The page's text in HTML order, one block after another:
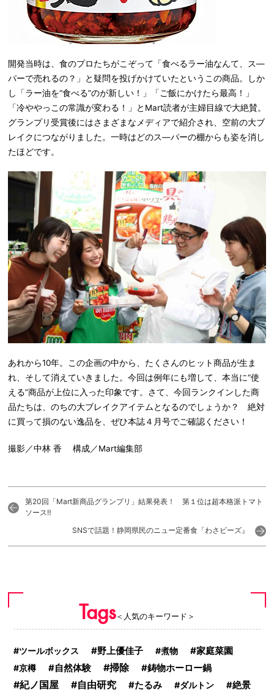
開発当時は、食のプロたちがこぞって「食べるラー油なんて、ス―
パーで売れるの？」と疑問を投げかけていたというこの商品。しか
し「ラー油を“食べる”のが新しい！」「ご飯にかけたら最高！」
「冷ややっこの常識が変わる！」とMart読者が主婦目線で大絶賛。
グランプリ受賞後にはさまざまなメディアで紹介され、空前の大ブ
レイクにつながりました。一時はどのス―パーの棚からも姿を消し
たほどです。
あれから10年。この企画の中から、たくさんのヒット商品が生ま
れ、そして消えていきました。今回は例年にも増して、本当に“使
える”商品が上位に入った印象です。さて、今回ランクインした商
品たちは、のちの大ブレイクアイテムとなるのでしょうか？ 絶対
に買って損のない逸品を、ぜひ本誌４月号でご確認ください！
撮影／中林 香 構成／Mart編集部
第20回「Mart新商品グランプリ」結果発表！ 第１位は超本格派トマト
ソース‼
SNSで話題！静岡県民のニュー定番食「わさビーズ』
Tags＜人気のキーワード＞
ツールボックス 野上優佳子 煮物 家庭菜園
京樽 自然体験 掃除 鋳物ホーロー鍋
紀ノ国屋 自由研究 たるみ ダルトン 絶景